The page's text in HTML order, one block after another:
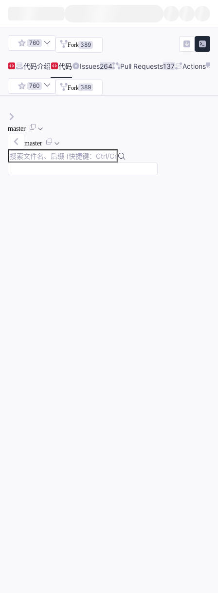
760 Fork 389
代码介绍 代码 Issues264 Pull Requests137 Actions
760 Fork 389
master
master